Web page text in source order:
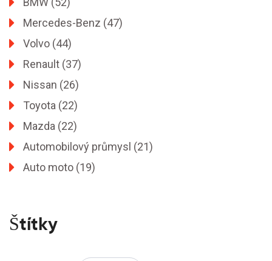
Mercedes-Benz (47)
Volvo (44)
Renault (37)
Nissan (26)
Toyota (22)
Mazda (22)
Automobilový průmysl (21)
Auto moto (19)
Štítky